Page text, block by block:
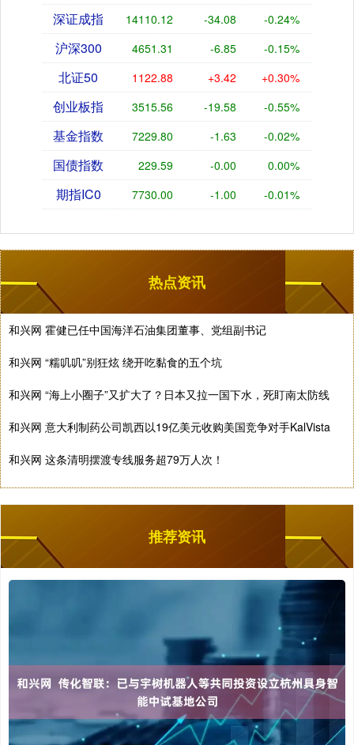
深证成指 14110.12 -34.08 -0.24%
沪深300 4651.31 -6.85 -0.15%
北证50 1122.88 +3.42 +0.30%
创业板指 3515.56 -19.58 -0.55%
基金指数 7229.80 -1.63 -0.02%
国债指数 229.59 -0.00 0.00%
期指IC0 7730.00 -1.00 -0.01%
热点资讯
和兴网 霍健已任中国海洋石油集团董事、党组副书记
和兴网 “糯叽叽”别狂炫 绕开吃黏食的五个坑
和兴网 “海上小圈子”又扩大了？日本又拉一国下水，死盯南太防线
和兴网 意大利制药公司凯西以19亿美元收购美国竞争对手KalVista
和兴网 这条清明摆渡专线服务超79万人次！
推荐资讯